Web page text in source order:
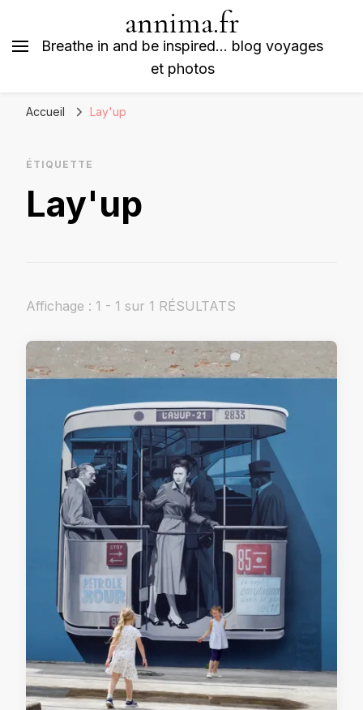
annima.fr
Breathe in and be inspired… blog voyages
et photos
Accueil Lay'up
ÉTIQUETTE
Lay'up
Affichage : 1 - 1 sur 1 RÉSULTATS